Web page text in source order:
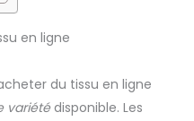
en ligne
du tissu en ligne
variétédisponible. Les